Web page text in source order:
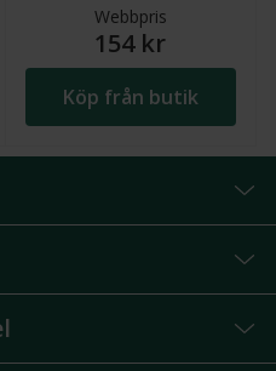
Webbpris
154 kr
Köp från butik